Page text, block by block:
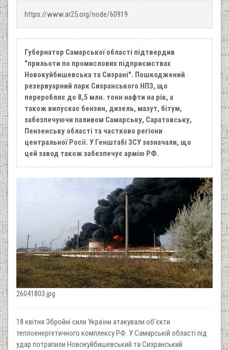
https://www.ar25.org/node/60919
Губернатор Самарської області підтвердив
"прильоти по промислових підприємствах
Новокуйбишевська та Сизрані". Пошкоджений
резервуарний парк Сизранського НПЗ, що
переробляє до 8,5 млн. тонн нафти на рік, а
також випускає бензин, дизель, мазут, бітум,
забезпечуючи паливом Самарську, Саратовську,
Пензенську області та частково регіони
центральної Росії. У Генштабі ЗСУ зазначали, що
цей завод також забезпечує армію РФ.
26041803.jpg
18 квітня Збройні сили України атакували об'єкти
теплоенергетичного комплексу РФ. У Самарській області під
удар потрапили Новокуйбишевський та Сизранський